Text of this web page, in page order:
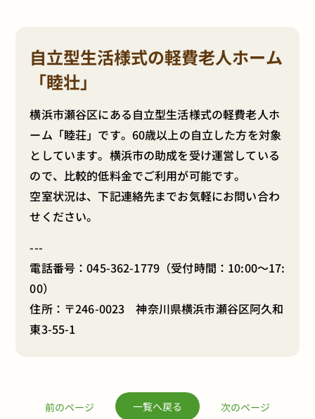
自立型生活様式の軽費老人ホーム
「睦壮」
横浜市瀬谷区にある自立型生活様式の軽費老人ホ
ーム「睦荘」です。60歳以上の自立した方を対象
としています。横浜市の助成を受け運営している
ので、比較的低料金でご利用が可能です。
空室状況は、下記連絡先までお気軽にお問い合わ
せください。
---
電話番号：045-362-1779 （受付時間：10:00～17:
00）
住所：〒246-0023 神奈川県横浜市瀬谷区阿久和
東3-55-1
前のページ 一覧へ戻る 次のページ